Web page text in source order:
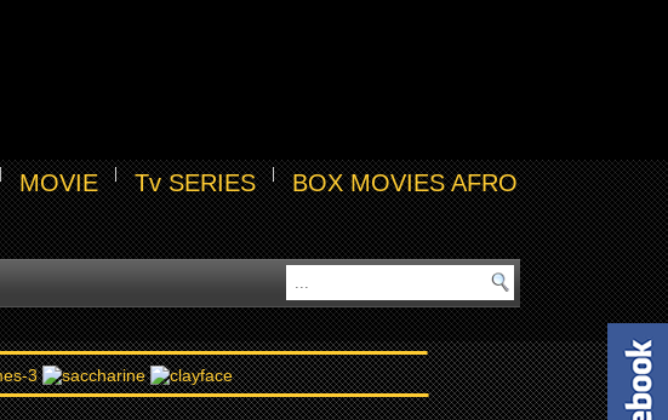
MOVIE Tv SERIES BOX MOVIES AFRO